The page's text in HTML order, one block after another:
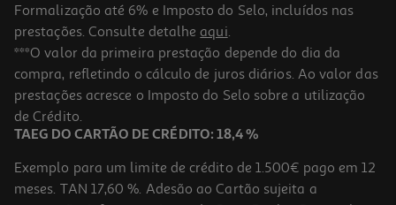
Gomas Nicotinell Menta Fresca 2mg 96un
0.44 €/un
41,99 €
Formalização até 6% e Imposto do Selo, incluídos nas
prestações. Consulte detalhe aqui.
***O valor da primeira prestação depende do dia da
compra, refletindo o cálculo de juros diários. Ao valor das
prestações acresce o Imposto do Selo sobre a utilização
de Crédito.
TAEG DO CARTÃO DE CRÉDITO: 18,4 %
Exemplo para um limite de crédito de 1.500€ pago em 12
meses. TAN 17,60 %. Adesão ao Cartão sujeita a